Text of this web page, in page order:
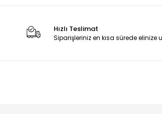
Hızlı Teslimat
Siparişleriniz en kısa sürede elinize